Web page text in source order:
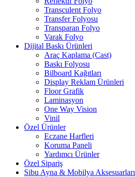
Transculent Folyo
Transfer Folyosu
Transparan Folyo
Varak Folyo
Dijital Baskı Ürünleri
Araç Kaplama (Cast)
Baskı Folyosu
Bilboard Kağıtları
Display Reklam Ürünleri
Floor Grafik
Laminasyon
One Way Vision
Vinil
Özel Ürünler
Eczane Harfleri
Koruma Paneli
Yardımcı Ürünler
Özel Sipariş
Sibu Ayna & Mobilya Aksesuarları